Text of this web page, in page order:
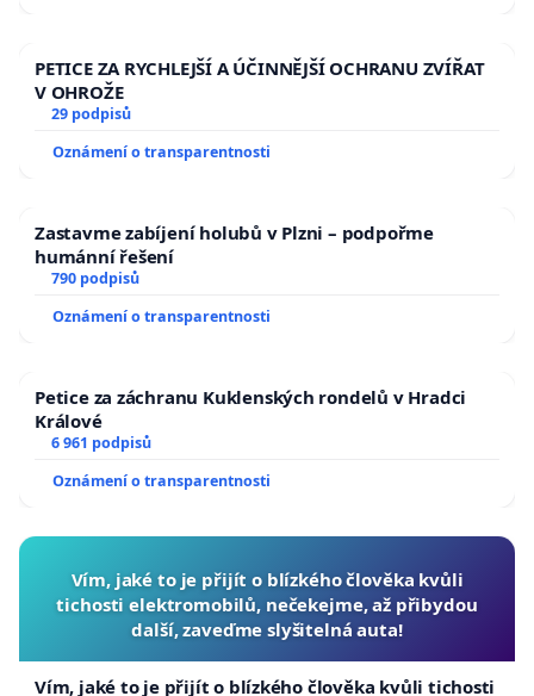
PETICE ZA RYCHLEJŠÍ A ÚČINNĚJŠÍ OCHRANU ZVÍŘAT
V OHROŽE
29 podpisů
Oznámení o transparentnosti
Zastavme zabíjení holubů v Plzni – podpořme
humánní řešení
790 podpisů
Oznámení o transparentnosti
Petice za záchranu Kuklenských rondelů v Hradci
Králové
6 961 podpisů
Oznámení o transparentnosti
Vím, jaké to je přijít o blízkého člověka kvůli
tichosti elektromobilů, nečekejme, až přibydou
další, zaveďme slyšitelná auta!
Vím, jaké to je přijít o blízkého člověka kvůli tichosti